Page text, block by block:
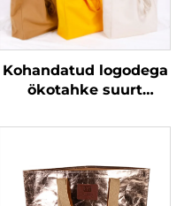
Kohandatud logodega
ökotahke suurt
taaskasutatav
100% puuvillast
kanepasummik